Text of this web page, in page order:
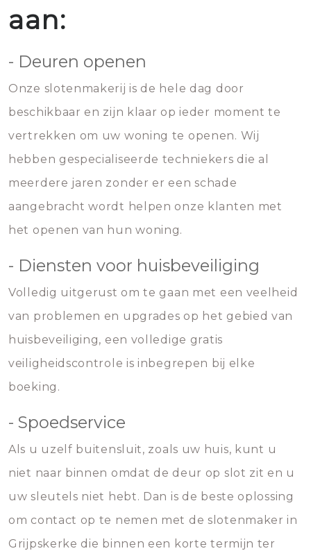
aan:
- Deuren openen
Onze slotenmakerij is de hele dag door
beschikbaar en zijn klaar op ieder moment te
vertrekken om uw woning te openen. Wij
hebben gespecialiseerde techniekers die al
meerdere jaren zonder er een schade
aangebracht wordt helpen onze klanten met
het openen van hun woning.
- Diensten voor huisbeveiliging
Volledig uitgerust om te gaan met een veelheid
van problemen en upgrades op het gebied van
huisbeveiliging, een volledige gratis
veiligheidscontrole is inbegrepen bij elke
boeking.
- Spoedservice
Als u uzelf buitensluit, zoals uw huis, kunt u
niet naar binnen omdat de deur op slot zit en u
uw sleutels niet hebt. Dan is de beste oplossing
om contact op te nemen met de slotenmaker in
Grijpskerke die binnen een korte termijn ter